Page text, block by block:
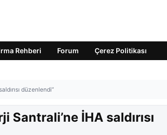
Rehberi Forum Çerez Politikası
düzenlendi”
İHA saldırısı